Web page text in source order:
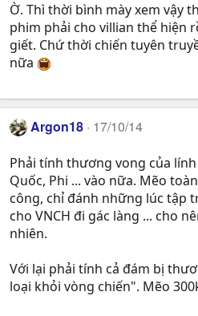
Ờ. Thì thời bình mày xem vậy
phim phải cho villian thể hiện
giết. Chứ thời chiến tuyên
nữa
Argon18 17/10/14
Phải tính thương vong của lính
Quốc, Phi ... vào nữa. Mẽo
công, chỉ đánh những lúc tập
cho VNCH đi gác làng ... cho
nhiên.
Với lại phải tính cả đám bị
loại khỏi vòng chiến". Mẽo